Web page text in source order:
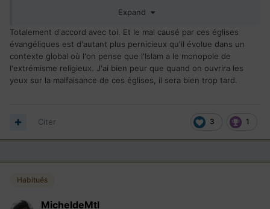
Je l'ai déjà dit sur ce forum, ces églises évangéliques que
plaie. Ils ont favorisé l'essor de sectes avec des pasteurs
hautement médiatisés à l'image de Rick Warren et consorts.
Résultat: tout l'obscurantisme qu'ils ne pouvaient pas
implanter aux USA, ils l'ont implanté en Afrique. Les progrès
en matière de droits de la femme, comme la limitation des
maintenant persécutées. Alors que les enfants ne mangent
Quand je retourne au Rwanda, des fois je ne reconnais plus
hautement débrouillards, allumés, entreprenants, sont
Expand
Totalement d'accord avec toi. Et le mal causé par ces églises
évangéliques est d'autant plus pernicieux qu'il évolue dans un
contexte global où l'on pense que l'Islam a le monopole de
l'extrémisme religieux. J'ai bien peur que quand on ouvrira les
yeux sur la malfaisance de ces églises, il sera bien trop tard.
3 1
Citer
Habitués
MicheldeMtl